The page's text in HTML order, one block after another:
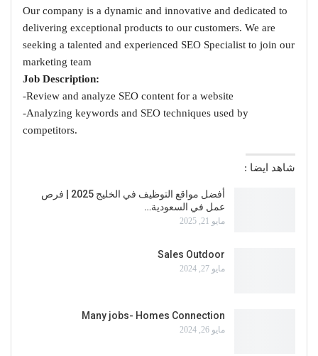
Our company is a dynamic and innovative and dedicated to
delivering exceptional products to our customers. We are
seeking a talented and experienced SEO Specialist to join our
marketing team
Job Description:
-Review and analyze SEO content for a website
-Analyzing keywords and SEO techniques used by
competitors.
شاهد ايضا :
أفضل مواقع التوظيف في الخليج 2025 | فرص
عمل في السعودية…
مايو 21, 2025
Sales Outdoor
مايو 27, 2024
Many jobs- Homes Connection
مايو 26, 2024